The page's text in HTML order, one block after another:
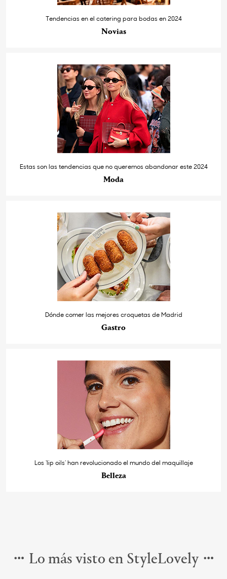
Tendencias en el catering para bodas en 2024
Novias
Estas son las tendencias que no queremos abandonar este 2024
Moda
Dónde comer las mejores croquetas de Madrid
Gastro
Los ‘lip oils’ han revolucionado el mundo del maquillaje
Belleza
Lo más visto en StyleLovely